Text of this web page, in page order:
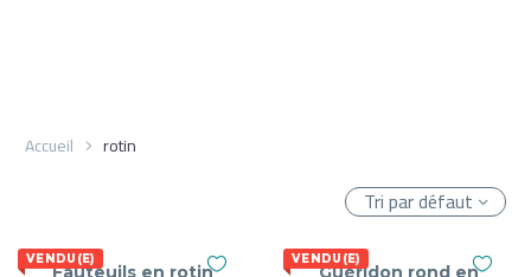
Accueil rotin
Tri par défaut
VENDU(E)
Fauteuils en rotin
VENDU(E)
Guéridon rond en